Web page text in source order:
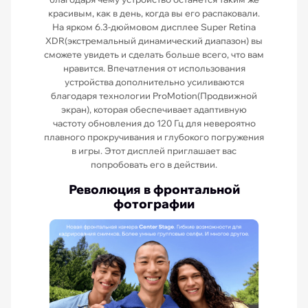
красивым, как в день, когда вы его распаковали.
На ярком 6.3-дюймовом дисплее Super Retina
XDR(экстремальный динамический диапазон) вы
сможете увидеть и сделать больше всего, что вам
нравится. Впечатления от использования
устройства дополнительно усиливаются
благодаря технологии ProMotion(Продвижной
экран), которая обеспечивает адаптивную
частоту обновления до 120 Гц для невероятно
плавного прокручивания и глубокого погружения
в игры. Этот дисплей приглашает вас
попробовать его в действии.
Революция в фронтальной
фотографии